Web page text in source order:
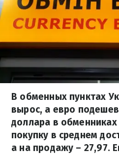
В обменных пунктах
вырос, а евро
доллара в обменниках
покупку в среднем
а на продажу – 27,97.